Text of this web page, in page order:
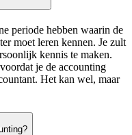
periode hebben waarin de
moet leren kennen. Je zult
kennis te maken.
je de accounting
Het kan wel, maar